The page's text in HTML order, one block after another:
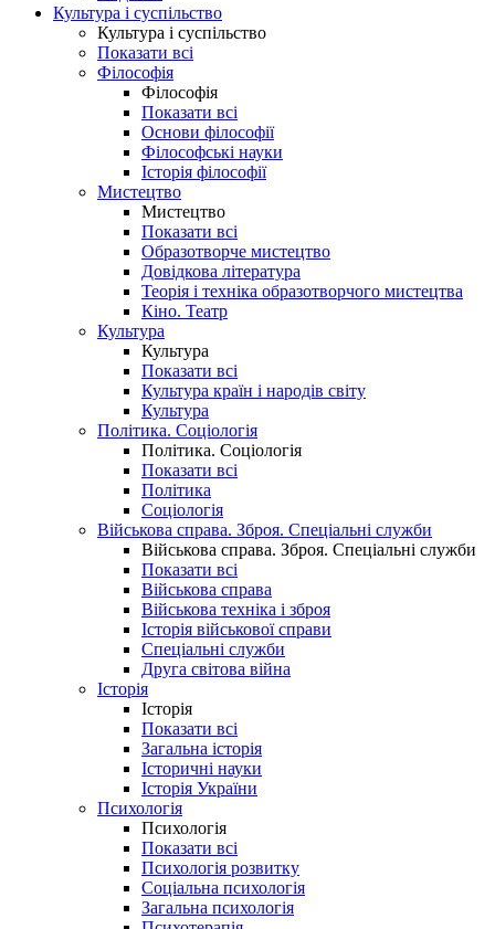
Культура і суспільство
Культура і суспільство
Показати всі
Філософія
Філософія
Показати всі
Основи філософії
Філософські науки
Історія філософії
Мистецтво
Мистецтво
Показати всі
Образотворче мистецтво
Довідкова література
Теорія і техніка образотворчого мистецтва
Кіно. Театр
Культура
Культура
Показати всі
Культура країн і народів світу
Культура
Політика. Соціологія
Політика. Соціологія
Показати всі
Політика
Соціологія
Військова справа. Зброя. Спеціальні служби
Військова справа. Зброя. Спеціальні служби
Показати всі
Військова справа
Військова техніка і зброя
Історія військової справи
Спеціальні служби
Друга світова війна
Історія
Історія
Показати всі
Загальна історія
Історичні науки
Історія України
Психологія
Психологія
Показати всі
Психологія розвитку
Соціальна психологія
Загальна психологія